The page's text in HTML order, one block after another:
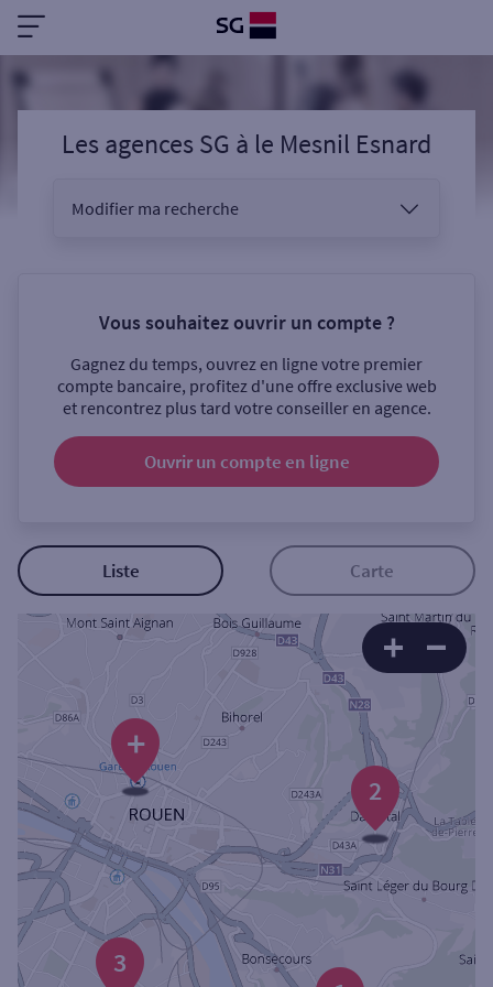
Les agences SG à le Mesnil Esnard
Modifier ma recherche
Sélectionnez votre recherche
Ouverte le samedi
Coffre-fort
Autour de moi
Ville / Code postal
Rue
Rechercher
Vous souhaitez ouvrir un compte ?
Gagnez du temps, ouvrez en ligne votre premier
compte bancaire, profitez d'une offre exclusive web
et rencontrez plus tard votre conseiller en agence.
Ouvrir un compte en ligne
Liste Carte
+
3
2